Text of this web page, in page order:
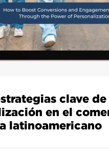
clave de
en el
latinoamericano